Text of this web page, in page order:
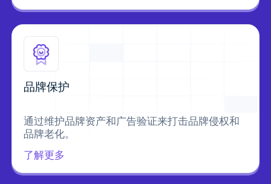
品牌保护
通过维护品牌资产和广告验证来打击品牌侵权和
品牌老化。
了解更多